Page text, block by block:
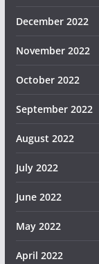
December 2022
November 2022
October 2022
September 2022
August 2022
July 2022
June 2022
May 2022
April 2022